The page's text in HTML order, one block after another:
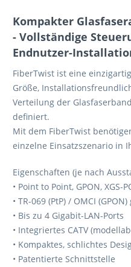
Kompakter
- Vollständige
Endnutzer-
FiberTwist ist eine
Größe,
Verteilung der
definiert.
Mit dem FiberTwist
einzelne Einsatzszenario in
Eigenschaften (je nach
• Point to Point, GPON, XGS-
• TR-069 (PtP) / OMCI
• Bis zu 4 Gigabit-LAN-Ports
• Integriertes CATV
• Kompaktes, schlichtes
• Patentierte Schnittstelle